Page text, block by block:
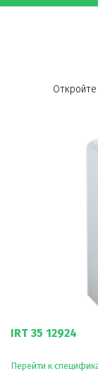
IRT 35 12924
Перейти к